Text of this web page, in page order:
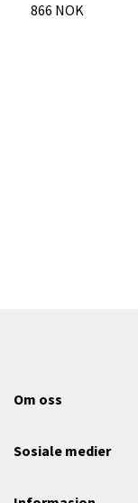
866 NOK
Om oss
Sosiale medier